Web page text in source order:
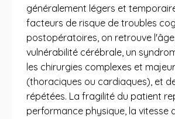
généralement légers et
facteurs de risque de troubles
postopératoires, on retrouve
vulnérabilité cérébrale, un
les chirurgies complexes et
(thoraciques ou cardiaques), et
répétées. La fragilité du patient
performance physique, la vitesse